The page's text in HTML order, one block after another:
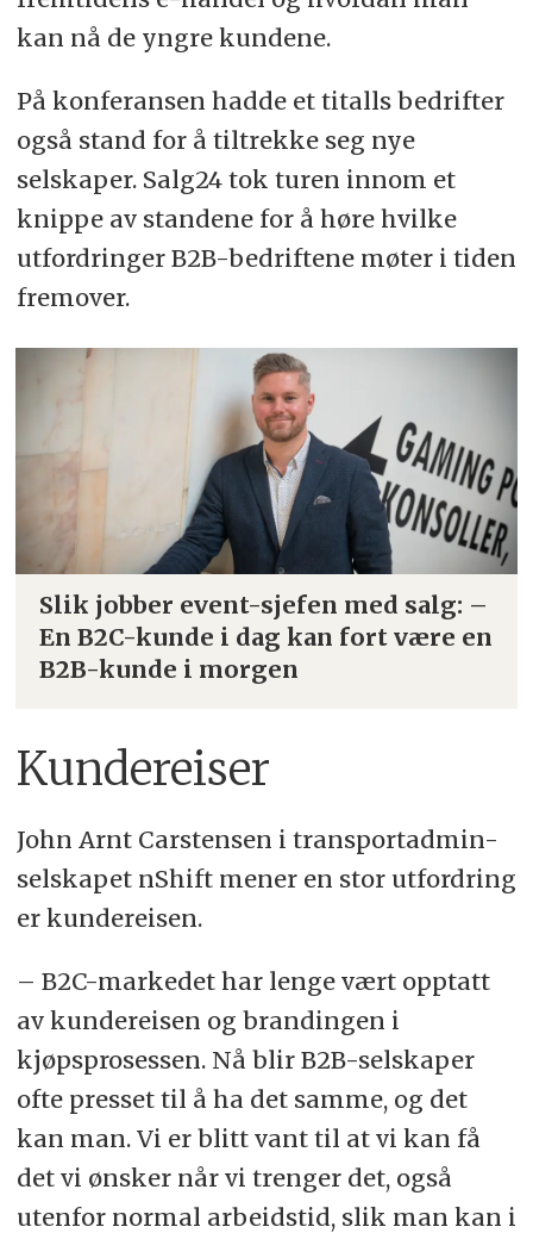
kan nå de yngre kundene.
På konferansen hadde et titalls bedrifter
også stand for å tiltrekke seg nye
selskaper. Salg24 tok turen innom et
knippe av standene for å høre hvilke
utfordringer B2B-bedriftene møter i tiden
fremover.
Slik jobber event-sjefen med salg: –
En B2C-kunde i dag kan fort være en
B2B-kunde i morgen
Kundereiser
John Arnt Carstensen i transportadmin-
selskapet nShift mener en stor utfordring
er kundereisen.
– B2C-markedet har lenge vært opptatt
av kundereisen og brandingen i
kjøpsprosessen. Nå blir B2B-selskaper
ofte presset til å ha det samme, og det
kan man. Vi er blitt vant til at vi kan få
det vi ønsker når vi trenger det, også
utenfor normal arbeidstid, slik man kan i